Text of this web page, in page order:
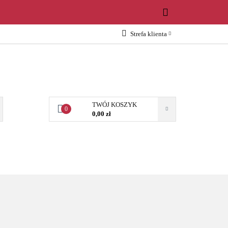
Strefa klienta
Zgody cookies
0
TWÓJ KOSZYK
0,00 zł